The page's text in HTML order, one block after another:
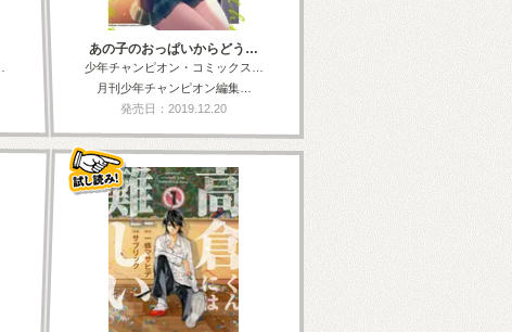
あの子のおっぱいからどう…
少年チャンピオン・コミックス…
月刊少年チャンピオン編集…
発売日：2019.12.20